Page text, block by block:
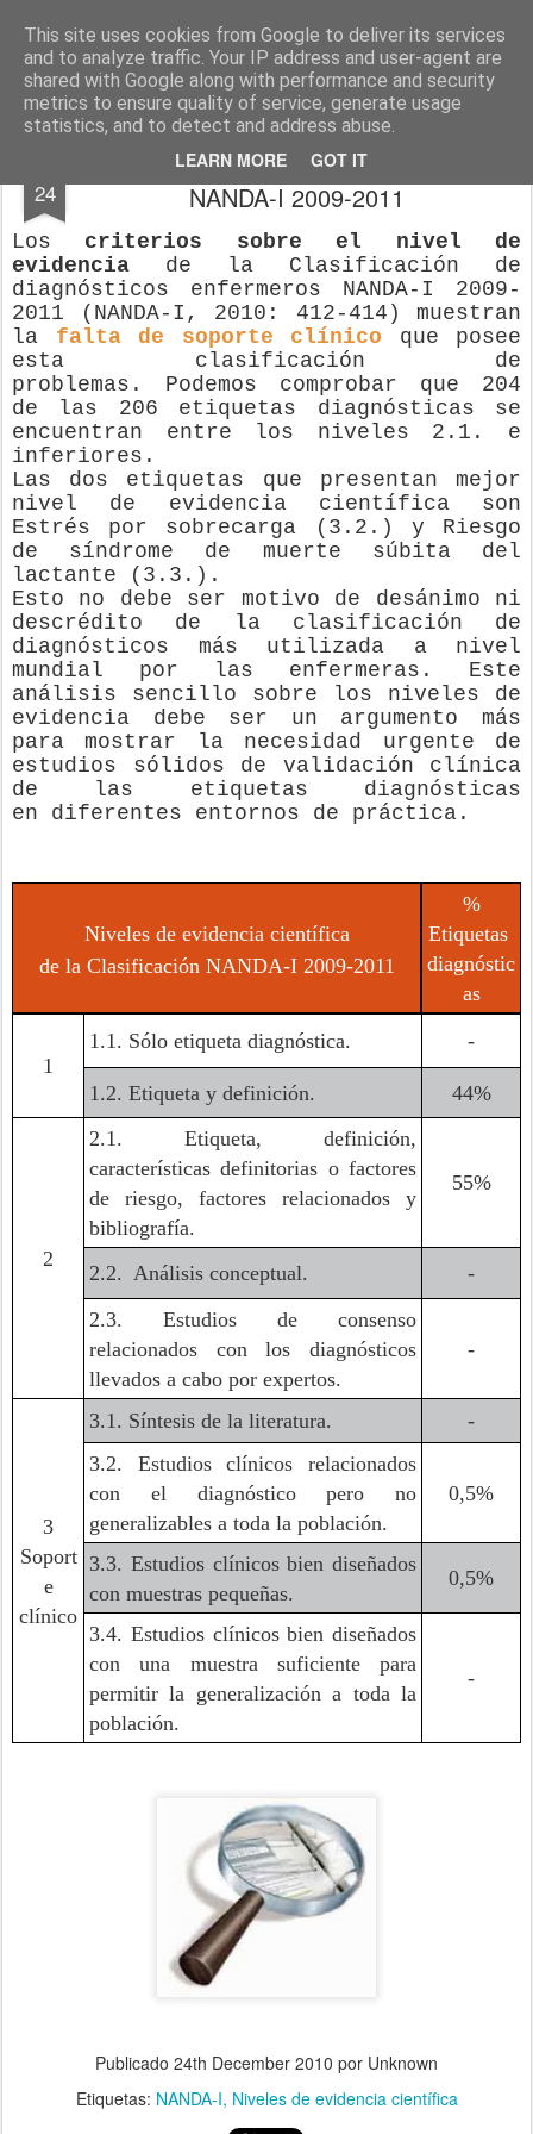
This site uses cookies from Google to deliver its services
and to analyze traffic. Your IP address and user-agent are
shared with Google along with performance and security
metrics to ensure quality of service, generate usage
statistics, and to detect and address abuse.
LEARN MORE GOT IT
El diagnóstico enfermero La Cuidadología es la ciencia del cuidado
Pages
24
Niveles de evidencia de la Clasificación
NANDA-I 2009-2011
Los criterios sobre el nivel de
evidencia de la Clasificación de
diagnósticos enfermeros NANDA-I 2009-
2011
(NANDA-I, 2010: 412-414)
muestran
la falta de soporte clínico que posee
esta clasificación de
problemas. Podemos comprobar que 204
de las 206 etiquetas diagnósticas se
encuentran entre los niveles 2.1. e
inferiores.
Las dos etiquetas que presentan mejor
nivel de evidencia científica son
Estrés por sobrecarga (3.2.) y Riesgo
de síndrome de muerte súbita del
lactante (3.3.).
Esto no debe ser motivo de desánimo ni
descrédito de la clasificación de
diagnósticos más utilizada a nivel
mundial por las enfermeras. Este
análisis sencillo sobre los niveles de
evidencia debe ser un argumento más
para mostrar la necesidad urgente de
estudios sólidos de validación clínica
de las etiquetas diagnósticas
en diferentes entornos de práctica.
Niveles de evidencia científica
de la Clasificación NANDA-I 2009-2011
%
Etiquetas
diagnóstic
as
1
1.1. Sólo etiqueta diagnóstica. -
1.2. Etiqueta y definición. 44%
2
2.1. Etiqueta, definición,
características definitorias o factores
de riesgo, factores relacionados y
bibliografía.
55%
2.2. Análisis conceptual.
-
2.3. Estudios de consenso
relacionados con los diagnósticos
llevados a cabo por expertos.
-
3
Soport
e
clínico
3.1. Síntesis de la literatura.
-
3.2. Estudios clínicos relacionados
con el diagnóstico pero no
generalizables a toda la población.
0,5%
3.3. Estudios clínicos bien diseñados
con muestras pequeñas.
0,5%
3.4. Estudios clínicos bien diseñados
con una muestra suficiente para
permitir la generalización a toda la
población.
-
Publicado 24th December 2010 por Unknown
Etiquetas: NANDA-I Niveles de evidencia científica